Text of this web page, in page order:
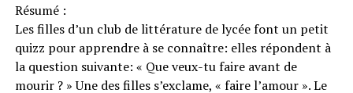
Résumé :
Les filles d’un club de littérature de lycée font un petit
quizz pour apprendre à se connaître: elles répondent à
la question suivante: « Que veux-tu faire avant de
mourir ? » Une des filles s’exclame, « faire l’amour ». Le